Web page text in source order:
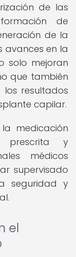
de las
de
de la
avances en la
solo mejoran
que también
resultados
capilar.
medicación
prescrita y
médicos
supervisado
seguridad y
el